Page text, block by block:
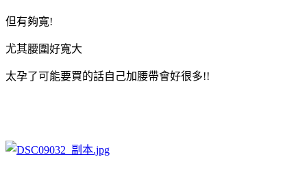
但有夠寬!
尤其腰圍好寬大
太孕了可能要買的話自己加腰帶會好很多!!